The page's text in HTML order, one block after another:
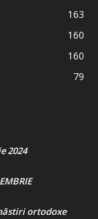
163
160
160
79
2024
ortodoxe